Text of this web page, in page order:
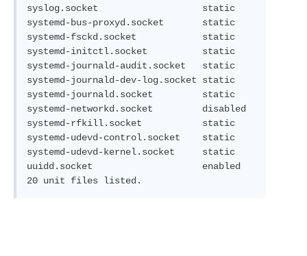
syslog.socket                   static
systemd-bus-proxyd.socket       static
systemd-fsckd.socket            static
systemd-initctl.socket          static
systemd-journald-audit.socket   static
systemd-journald-dev-log.socket static
systemd-journald.socket         static
systemd-networkd.socket         disabled
systemd-rfkill.socket           static
systemd-udevd-control.socket    static
systemd-udevd-kernel.socket     static
uuidd.socket                    enabled
20 unit files listed.